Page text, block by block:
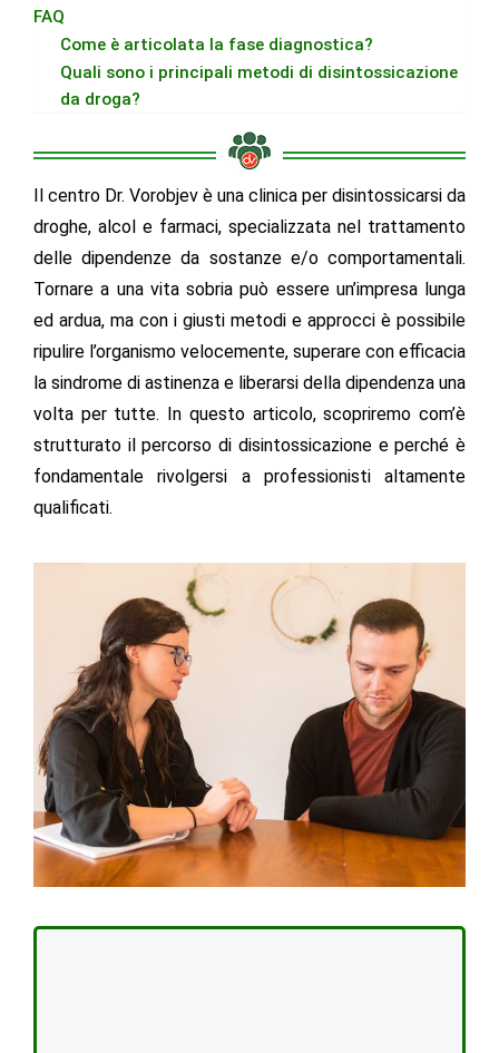
FAQ
Come è articolata la fase diagnostica?
Quali sono i principali metodi di disintossicazione
da droga?
Il centro Dr. Vorobjev è una clinica per disintossicarsi da
droghe, alcol e farmaci, specializzata nel trattamento
delle dipendenze da sostanze e/o comportamentali.
Tornare a una vita sobria può essere un’impresa lunga
ed ardua, ma con i giusti metodi e approcci è possibile
ripulire l’organismo velocemente, superare con efficacia
la sindrome di astinenza e liberarsi della dipendenza una
volta per tutte. In questo articolo, scopriremo com’è
strutturato il percorso di disintossicazione e perché è
fondamentale rivolgersi a professionisti altamente
qualificati.